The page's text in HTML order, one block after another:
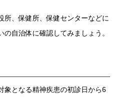
所、保健所、保健センターなどに
自治体に確認してみましょう。
象となる精神疾患の初診日から6